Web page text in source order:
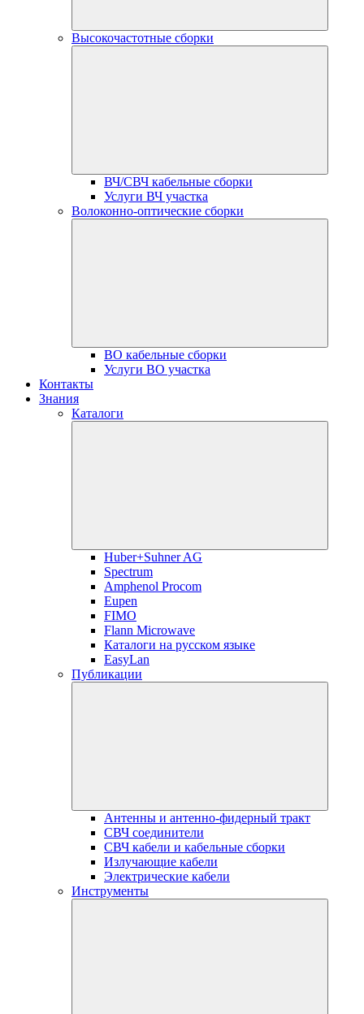
Высокочастотные сборки
ВЧ/СВЧ кабельные сборки
Услуги ВЧ участка
Волоконно-оптические сборки
ВО кабельные сборки
Услуги ВО участка
Контакты
Знания
Каталоги
Huber+Suhner AG
Spectrum
Amphenol Procom
Eupen
FIMO
Flann Microwave
Каталоги на русском языке
EasyLan
Публикации
Антенны и антенно-фидерный тракт
СВЧ соединители
СВЧ кабели и кабельные сборки
Излучающие кабели
Электрические кабели
Инструменты